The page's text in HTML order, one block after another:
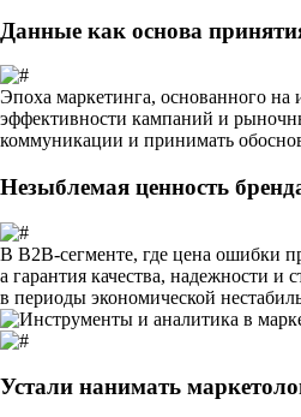
Данные как основа
Эпоха маркетинга, основанного
эффективности кампаний и
коммуникации и принимать
Незыблемая ценность
В B2B-сегменте, где цена ошибки
а гарантия качества, надежности
в периоды экономической
Устали нанимать